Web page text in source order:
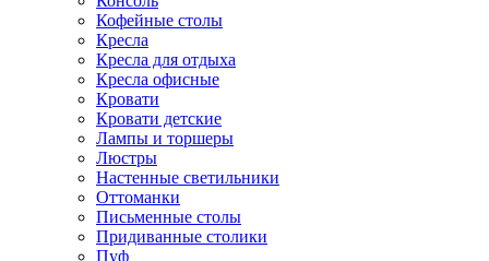
Кофейные столы
Кресла
Кресла для отдыха
Кресла офисные
Кровати
Кровати детские
Лампы и торшеры
Люстры
Настенные светильники
Оттоманки
Письменные столы
Придиванные столики
Пуф